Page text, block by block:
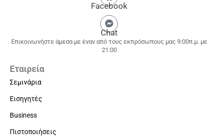
Facebook
Chat
Επικοινωνήστε άμεσα με έναν από τους εκπρόσωπους μας 9:00π.μ. με
21:00
Εταιρεία
Σεμινάρια
Εισηγητές
Business
Πιστοποιήσεις